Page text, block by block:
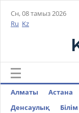
Сн, 08 тамыз 2026
Ru Kz
Алматы Астана
Денсаулық
Білім